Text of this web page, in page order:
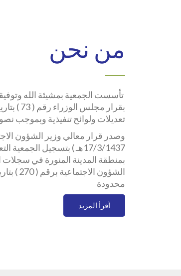
من نحن
تأسست الجمعية بمشيئة الله
تعديلات ولوائح تنفيذية وبموجب
17/3/1437هـ ) بتسجيل
بمنطقة المدينة المنورة في سجلات
محدودة
أقرأ المزيد